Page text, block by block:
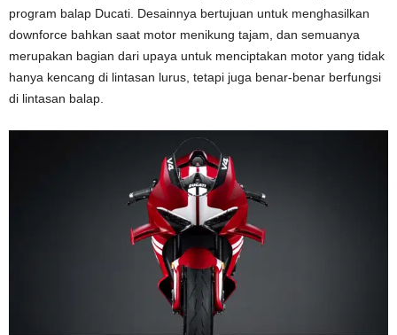
program balap Ducati. Desainnya bertujuan untuk menghasilkan
downforce bahkan saat motor menikung tajam, dan semuanya
merupakan bagian dari upaya untuk menciptakan motor yang tidak
hanya kencang di lintasan lurus, tetapi juga benar-benar berfungsi
di lintasan balap.